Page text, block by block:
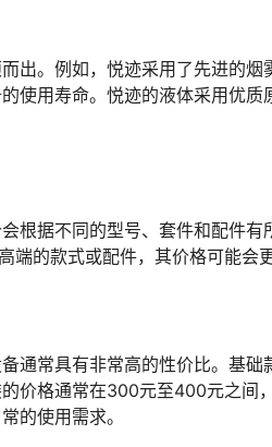
出。例如，悦迹采用了先进的
使用寿命。悦迹的液体采用优
根据不同的型号、套件和配件
的款式或配件，其价格可能会
通常具有非常高的性价比。基础
价格通常在300元至400元之间
的使用需求。